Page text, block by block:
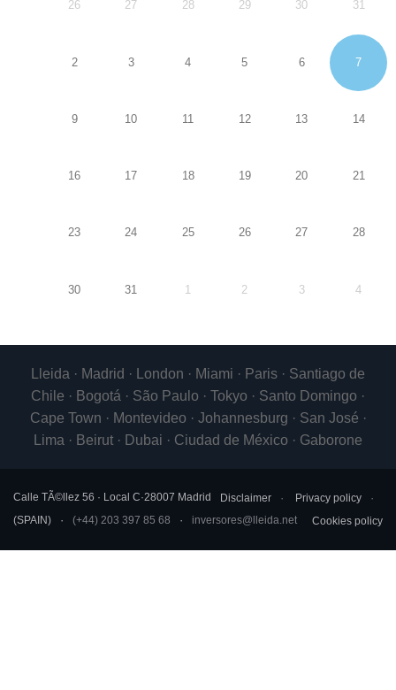
26 27 28 29 30 31
2 3 4 5 6 7
9 10 11 12 13 14
16 17 18 19 20 21
23 24 25 26 27 28
30 31 1 2 3 4
Lleida · Madrid · London · Miami · Paris · Santiago de
Chile · Bogotá · São Paulo · Tokyo · Santo Domingo ·
Cape Town · Montevideo · Johannesburg · San José ·
Lima · Beirut · Dubai · Ciudad de México · Gaborone
Calle TÃ©llez 56 · Local C·28007 Madrid
(SPAIN) (+44) 203 397 85 68 inversores@lleida.net
Disclaimer
Privacy policy
Cookies policy